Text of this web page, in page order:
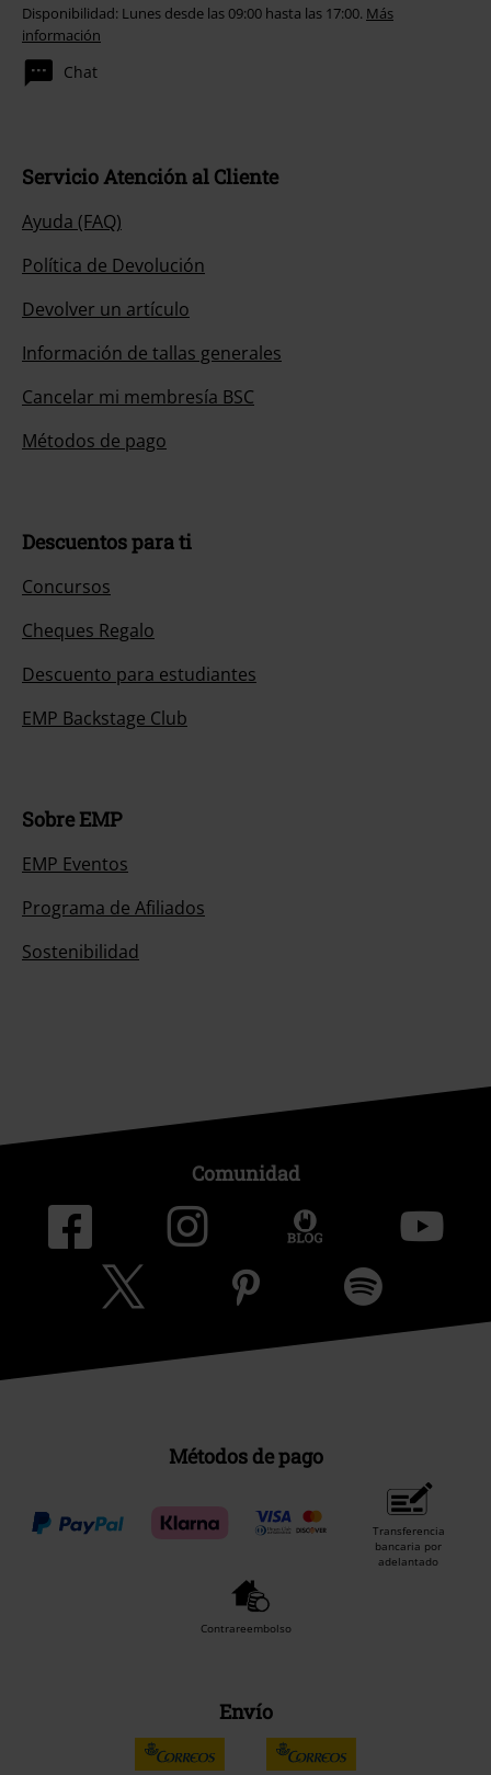
Disponibilidad: Lunes desde las 09:00 hasta las 17:00. Más
información
Chat
Servicio Atención al Cliente
Ayuda (FAQ)
Política de Devolución
Devolver un artículo
Información de tallas generales
Cancelar mi membresía BSC
Métodos de pago
Descuentos para ti
Concursos
Cheques Regalo
Descuento para estudiantes
EMP Backstage Club
Sobre EMP
EMP Eventos
Programa de Afiliados
Sostenibilidad
Comunidad
Métodos de pago
Transferencia
bancaria por
adelantado
Contrareembolso
Envío